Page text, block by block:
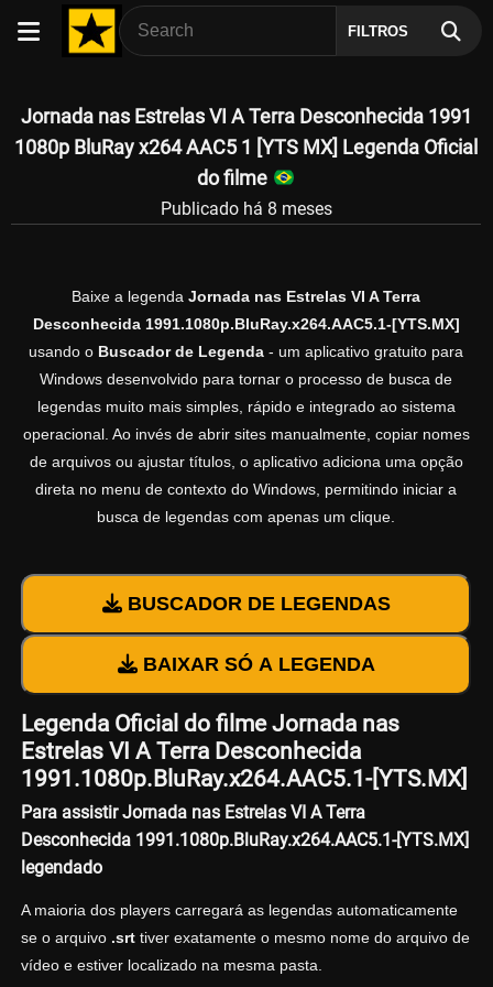
FILTROS
Jornada nas Estrelas VI A Terra Desconhecida 1991
1080p BluRay x264 AAC5 1 [YTS MX] Legenda Oficial
do filme
Publicado há 8 meses
Baixe a legenda Jornada nas Estrelas VI A Terra
Desconhecida 1991.1080p.BluRay.x264.AAC5.1-[YTS.MX]
usando o Buscador de Legenda - um aplicativo gratuito para
Windows desenvolvido para tornar o processo de busca de
legendas muito mais simples, rápido e integrado ao sistema
operacional. Ao invés de abrir sites manualmente, copiar nomes
de arquivos ou ajustar títulos, o aplicativo adiciona uma opção
direta no menu de contexto do Windows, permitindo iniciar a
busca de legendas com apenas um clique.
BUSCADOR DE LEGENDAS
BAIXAR SÓ A LEGENDA
Legenda Oficial do filme Jornada nas
Estrelas VI A Terra Desconhecida
1991.1080p.BluRay.x264.AAC5.1-[YTS.MX]
Para assistir Jornada nas Estrelas VI A Terra
Desconhecida 1991.1080p.BluRay.x264.AAC5.1-[YTS.MX]
legendado
A maioria dos players carregará as legendas automaticamente
se o arquivo .srttiver exatamente o mesmo nome do arquivo de
vídeo e estiver localizado na mesma pasta.